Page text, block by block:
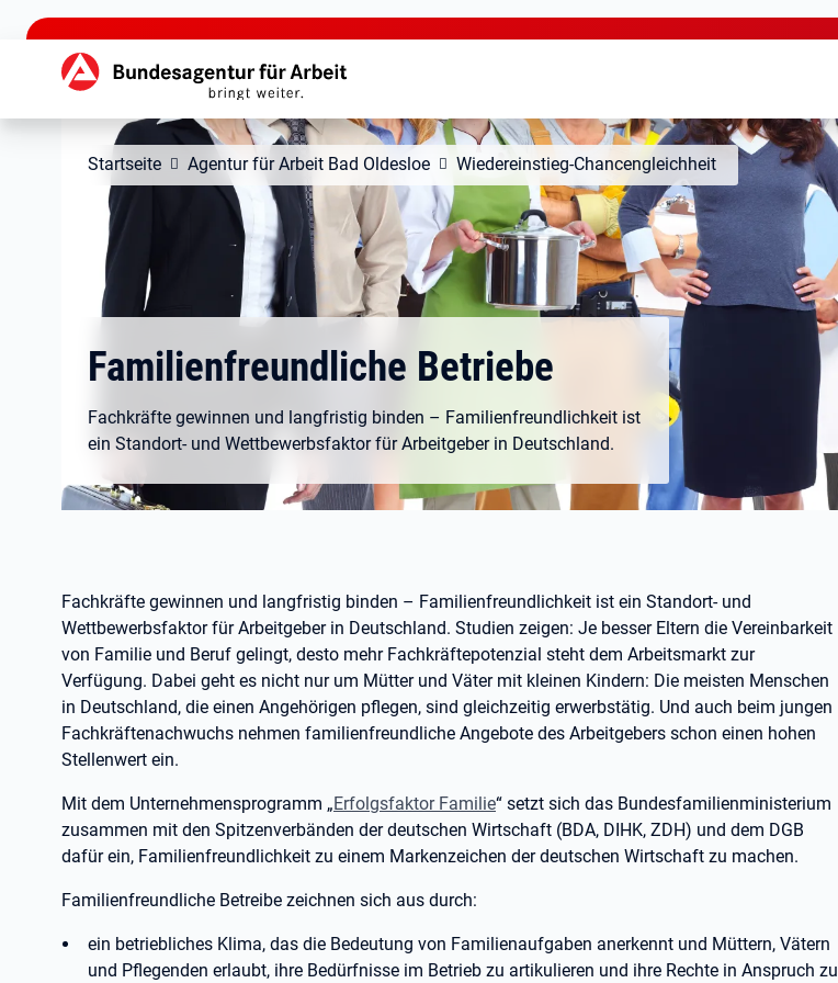
zu den Hauptinhalten springen
Hauptnavigation
Startseite Agentur für Arbeit Bad Oldesloe Wiedereinstieg-Chancengleichheit
Familienfreundliche Betriebe
Fachkräfte gewinnen und langfristig binden – Familienfreundlichkeit ist
ein Standort- und Wettbewerbsfaktor für Arbeitgeber in Deutschland.
Fachkräfte gewinnen und langfristig binden – Familienfreundlichkeit ist ein Standort- und
Wettbewerbsfaktor für Arbeitgeber in Deutschland. Studien zeigen: Je besser Eltern die Vereinbarkeit
von Familie und Beruf gelingt, desto mehr Fachkräftepotenzial steht dem Arbeitsmarkt zur
Verfügung. Dabei geht es nicht nur um Mütter und Väter mit kleinen Kindern: Die meisten Menschen
in Deutschland, die einen Angehörigen pflegen, sind gleichzeitig erwerbstätig. Und auch beim jungen
Fachkräftenachwuchs nehmen familienfreundliche Angebote des Arbeitgebers schon einen hohen
Stellenwert ein.
Mit dem Unternehmensprogramm „Erfolgsfaktor Familie“ setzt sich das Bundesfamilienministerium
zusammen mit den Spitzenverbänden der deutschen Wirtschaft (BDA, DIHK, ZDH) und dem DGB
dafür ein, Familienfreundlichkeit zu einem Markenzeichen der deutschen Wirtschaft zu machen.
Familienfreundliche Betreibe zeichnen sich aus durch:
ein betriebliches Klima, das die Bedeutung von Familienaufgaben anerkennt und Müttern, Vätern
und Pflegenden erlaubt, ihre Bedürfnisse im Betrieb zu artikulieren und ihre Rechte in Anspruch zu